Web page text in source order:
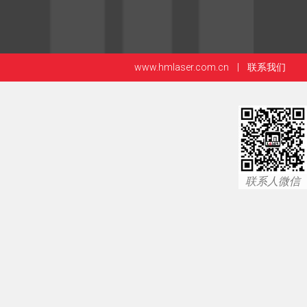
联系人微信
www.hmlaser.com.cn 联系我们